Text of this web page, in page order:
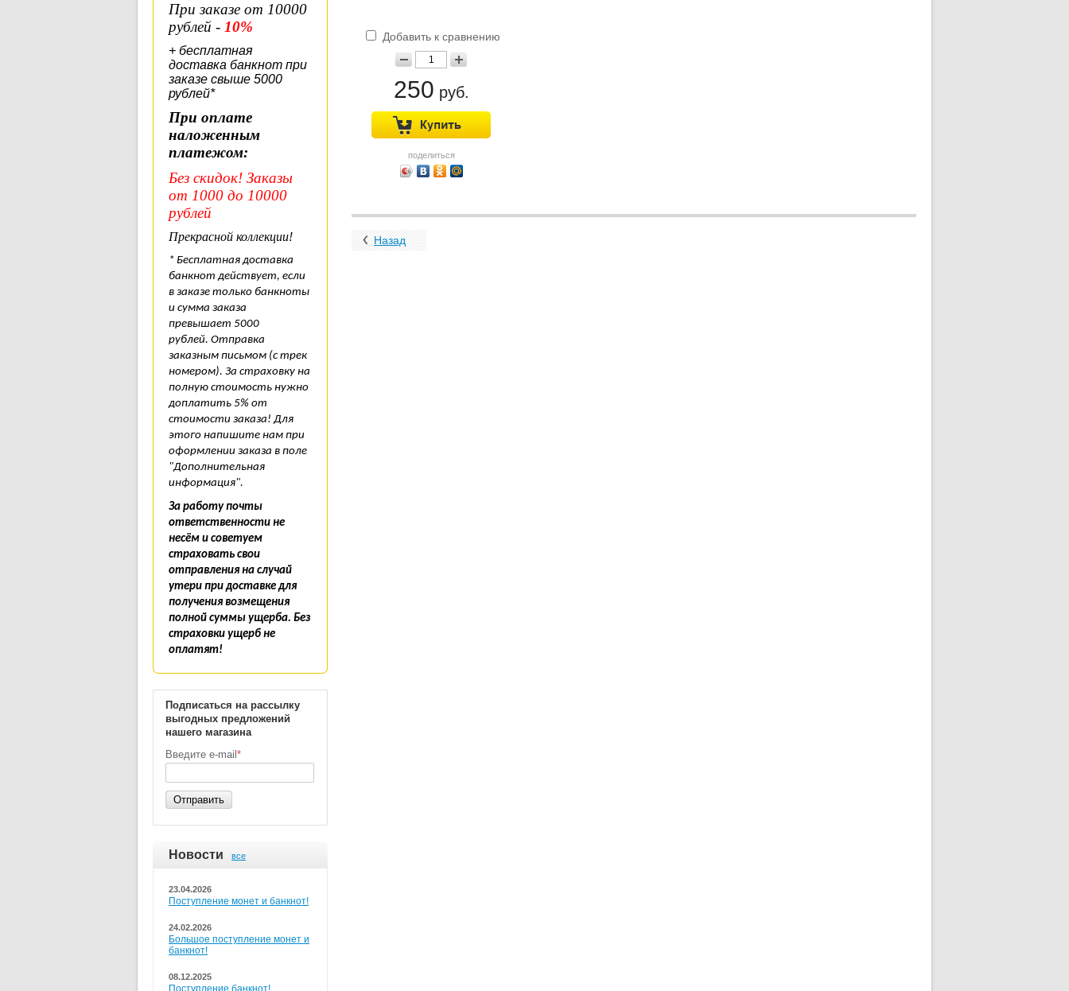
При заказе от 10000
рублей - 10%
+ бесплатная
доставка банкнот при
заказе свыше 5000
рублей*
При оплате
наложенным
платежом:
Без скидок! Заказы
от 1000 до 10000
рублей
Прекрасной коллекции!
* Бесплатная доставка
банкнот действует, если
в заказе только банкноты
и сумма заказа
превышает 5000
рублей. Отправка
заказным письмом (с трек
номером). За страховку на
полную стоимость нужно
доплатить 5% от
стоимости заказа! Для
этого напишите нам при
оформлении заказа в поле
"Дополнительная
информация".
За работу почты
ответственности не
несём и советуем
страховать свои
отправления на случай
утери при доставке для
получения возмещения
полной суммы ущерба. Без
страховки ущерб не
оплатят!
Подписаться на рассылку
выгодных предложений
нашего магазина
Введите e-mail *
Отправить
Новости все
23.04.2026
Поступление монет и банкнот!
24.02.2026
Большое поступление монет и
банкнот!
08.12.2025
Поступление банкнот!
Добавить к сравнению
250 руб.
поделиться
Назад